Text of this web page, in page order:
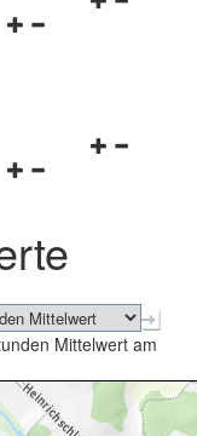
Navigationsmenü
Navigationsmenü
schließen
Mittelwert am